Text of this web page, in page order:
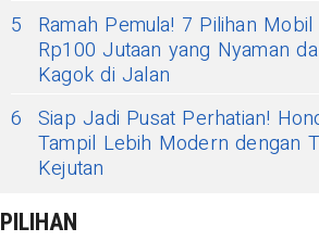
5
Ramah Pemula! 7 Pilihan
Rp100 Jutaan yang Nyaman
Kagok di Jalan
6 Siap Jadi Pusat Perhatian!
Tampil Lebih Modern dengan
Kejutan
PILIHAN